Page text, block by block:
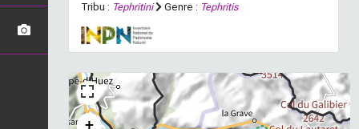
Tribu : Tephritini Genre : Tephritis
+